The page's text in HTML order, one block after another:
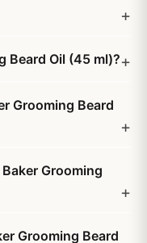
Beard Oil (45 ml)?
Grooming Beard
Grooming
Grooming Beard